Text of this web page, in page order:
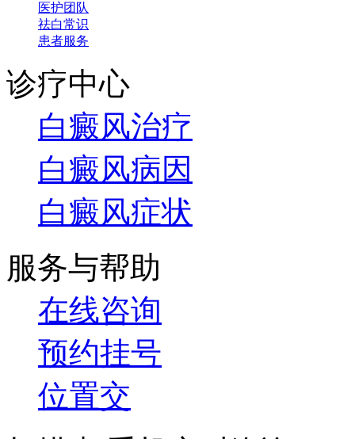
医护团队
祛白常识
患者服务
诊疗中心
白癜风治疗
白癜风病因
白癜风症状
服务与帮助
在线咨询
预约挂号
位置交